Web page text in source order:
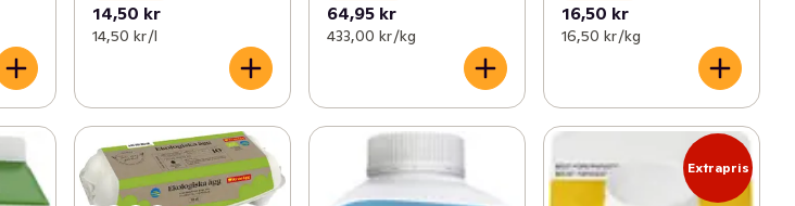
14,50 kr
14,50 kr /l
64,95 kr
433,00 kr /kg
16,50 kr
16,50 kr /kg
Extrapris